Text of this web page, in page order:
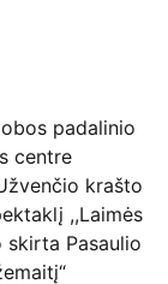
padalinio
centre
krašto
,,Laimės
skirta Pasaulio